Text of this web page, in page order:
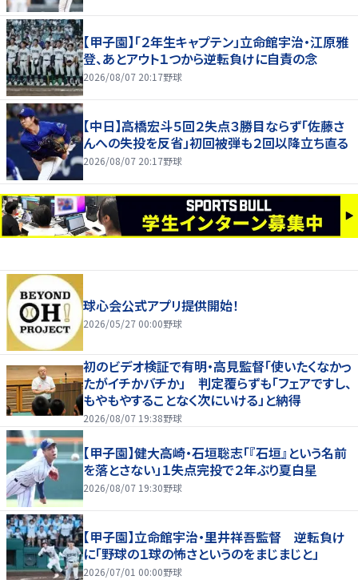
【甲子園】「２年生キャプテン」立命館宇治・江原雅
登、あとアウト１つから逆転負けに自責の念
2026/08/07 20:17野球
【中日】高橋宏斗５回２失点３勝目ならず「佐藤さ
んへの失投を反省」初回被弾も２回以降立ち直る
2026/08/07 20:17野球
球心会公式アプリ提供開始！
2026/05/27 00:00野球
初のビデオ検証で有明・高見監督「使いたくなかっ
たがイチかバチか」 判定覆らずも「フェアですし、
もやもやすることなく次にいける」と納得
2026/08/07 19:38野球
【甲子園】健大高崎・石垣聡志「『石垣』という名前
を落とさない」１失点完投で２年ぶり夏白星
2026/08/07 19:30野球
【甲子園】立命館宇治・里井祥吾監督 逆転負け
に「野球の１球の怖さというのをまじまじと」
2026/07/01 00:00野球